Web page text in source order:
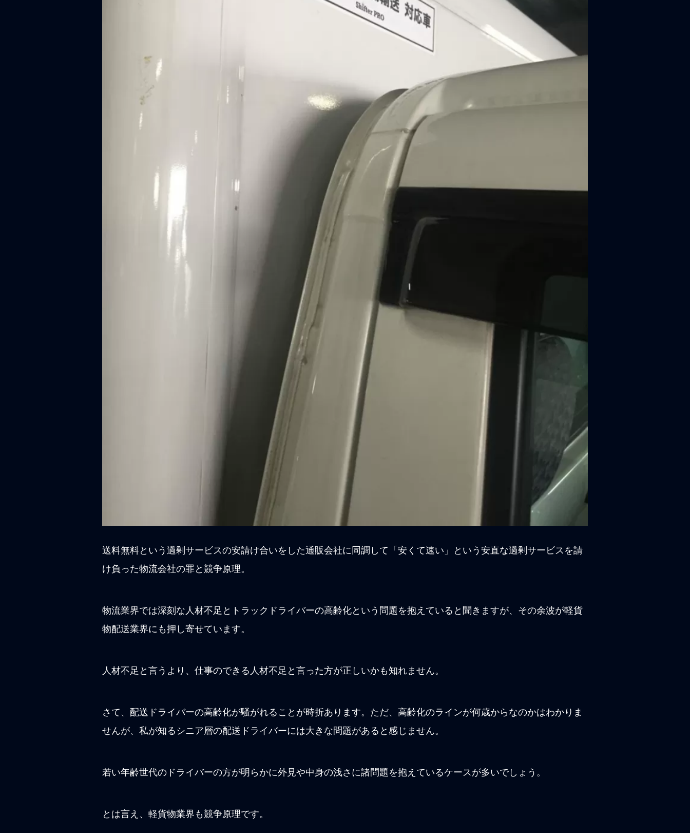
送料無料という過剰サービスの安請け合いをした通販会社に同調して「安くて速い」という安直な過剰サービスを請
け負った物流会社の罪と競争原理。
物流業界では深刻な人材不足とトラックドライバーの高齢化という問題を抱えていると聞きますが、その余波が軽貨
物配送業界にも押し寄せています。
人材不足と言うより、仕事のできる人材不足と言った方が正しいかも知れません。
さて、配送ドライバーの高齢化が騒がれることが時折あります。ただ、高齢化のラインが何歳からなのかはわかりま
せんが、私が知るシニア層の配送ドライバーには大きな問題があると感じません。
若い年齢世代のドライバーの方が明らかに外見や中身の浅さに諸問題を抱えているケースが多いでしょう。
とは言え、軽貨物業界も競争原理です。